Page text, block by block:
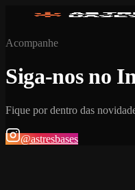
Acompanhe
Siga-nos no
Fique por dentro das
@astresbases